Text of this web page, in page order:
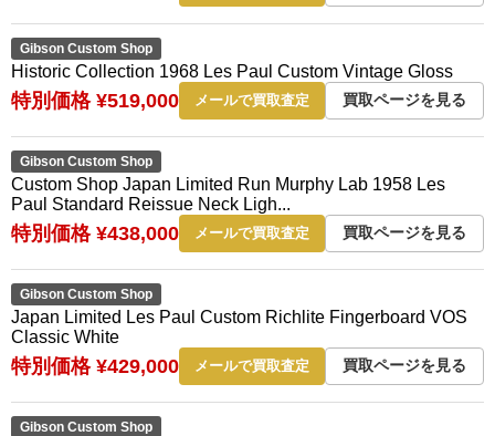
Gibson Custom Shop
Historic Collection 1968 Les Paul Custom Vintage Gloss
特別価格 ¥519,000 メールで買取査定 買取ページを見る
Gibson Custom Shop
Custom Shop Japan Limited Run Murphy Lab 1958 Les
Paul Standard Reissue Neck Ligh...
特別価格 ¥438,000 メールで買取査定 買取ページを見る
Gibson Custom Shop
Japan Limited Les Paul Custom Richlite Fingerboard VOS
Classic White
特別価格 ¥429,000 メールで買取査定 買取ページを見る
Gibson Custom Shop